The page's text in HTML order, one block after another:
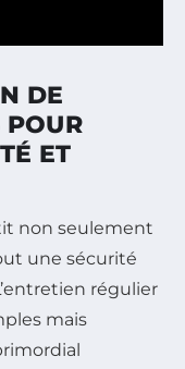
DE
POUR
ET
non seulement
une sécurité
régulier
mais